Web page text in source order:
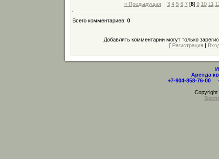
« Предыдущая | 3 4 5 6 7[8] 9 10 11
Всего комментариев: 0
Добавлять комментарии могут только
[ Регистрация
Аренда
+7-904-858-76-00